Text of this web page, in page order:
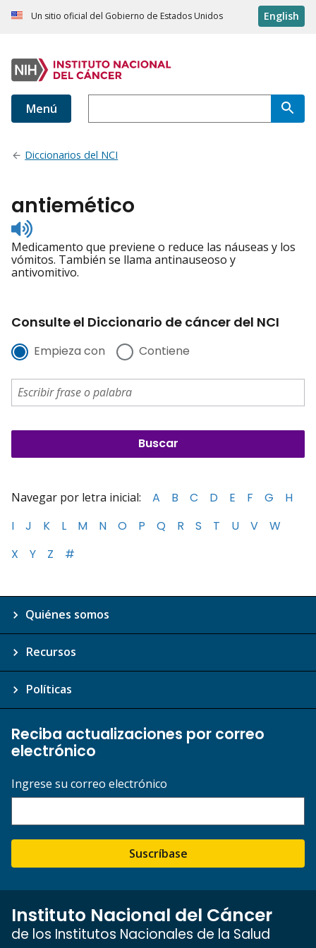
Un sitio oficial del Gobierno de Estados Unidos English
Menú
Diccionarios del NCI
antiemético
Listen
to
pronunciation
Medicamento que previene o reduce las náuseas y los
vómitos. También se llama antinauseoso y
antivomitivo.
Consulte el Diccionario de cáncer del NCI
Empieza con Contiene
Navegar por letra inicial: A B C D E F G
H
I
J K L M N O P Q R S T U V
W
X
Y Z #
Quiénes somos
Recursos
Políticas
Reciba actualizaciones por correo
electrónico
Ingrese su correo electrónico
Suscríbase
Instituto Nacional del Cáncer
de los Institutos Nacionales de la Salud